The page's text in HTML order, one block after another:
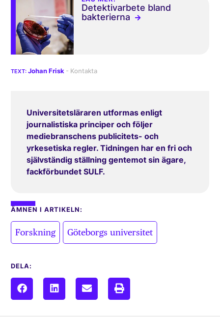
Detektivarbete bland
bakterierna
Johan Frisk
Universitetsläraren utformas enligt
journalistiska principer och följer
mediebranschens publicitets- och
yrkesetiska regler. Tidningen har en fri och
självständig ställning gentemot sin ägare,
fackförbundet SULF.
ÄMNEN I ARTIKELN:
Forskning Göteborgs universitet
DELA: